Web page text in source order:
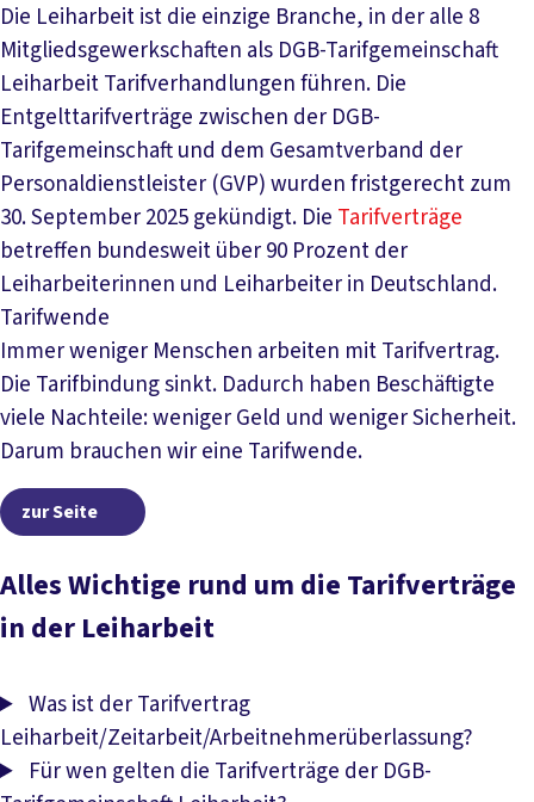
Die Leiharbeit ist die einzige Branche, in der alle 8
Mitgliedsgewerkschaften als DGB-Tarifgemeinschaft
Leiharbeit Tarifverhandlungen führen. Die
Entgelttarifverträge zwischen der DGB-
Tarifgemeinschaft und dem Gesamtverband der
Personaldienstleister (GVP) wurden fristgerecht zum
30. September 2025 gekündigt. Die Tarifverträge
betreffen bundesweit über 90 Prozent der
Leiharbeiterinnen und Leiharbeiter in Deutschland.
Tarifwende
Immer weniger Menschen arbeiten mit Tarifvertrag.
Die Tarifbindung sinkt. Dadurch haben Beschäftigte
viele Nachteile: weniger Geld und weniger Sicherheit.
Darum brauchen wir eine Tarifwende.
zur Seite zur Seite
Alles Wichtige rund um die Tarifverträge
in der Leiharbeit
Was ist der Tarifvertrag
Leiharbeit/Zeitarbeit/Arbeitnehmerüberlassung?
Für wen gelten die Tarifverträge der DGB-